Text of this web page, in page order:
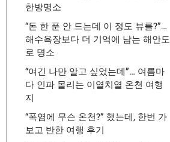
한방명소
“돈 한 푼 안 드는데 이 정도 뷰를?”…
해수욕장보다 더 기억에 남는 해안도
로 명소
“여긴 나만 알고 싶었는데”… 여름마
다 인파 몰리는 이열치열 온천 여행
지
“폭염에 무슨 온천?” 했는데, 한번 가
보고 반한 여행 후기